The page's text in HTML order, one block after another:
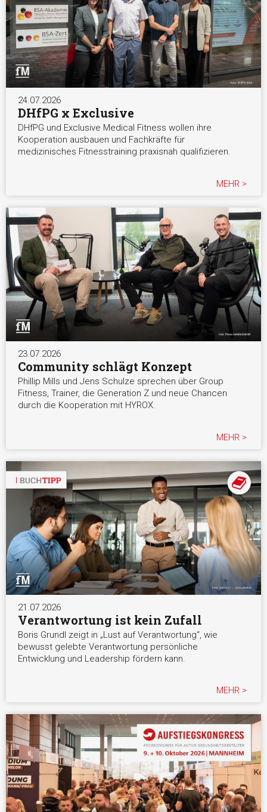
24.07.2026
DHfPG x Exclusive
DHfPG und Exclusive Medical Fitness wollen ihre
Kooperation ausbauen und Fachkräfte für
medizinisches Fitnesstraining praxisnah qualifizieren.
MEHR >
23.07.2026
Community schlägt Konzept
Phillip Mills und Jens Schulze sprechen über Group
Fitness, Trainer, die Generation Z und neue Chancen
durch die Kooperation mit HYROX.
MEHR >
21.07.2026
Verantwortung ist kein Zufall
Boris Grundl zeigt in „Lust auf Verantwortung“, wie
bewusst gelebte Verantwortung persönliche
Entwicklung und Leadership fördern kann.
MEHR >